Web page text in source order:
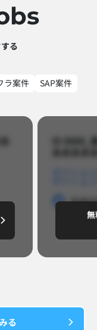
る
ラ案件 SAP案件
ID
勤務地
る